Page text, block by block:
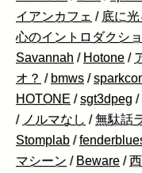
イアンカフェ / 底に
心のイントロダクシ
Savannah / Hotone /
オ？ / bmws /
HOTONE /sgt3dpeg /
/ ノルマなし /無駄話
Stomplab /
マシーン / Beware /